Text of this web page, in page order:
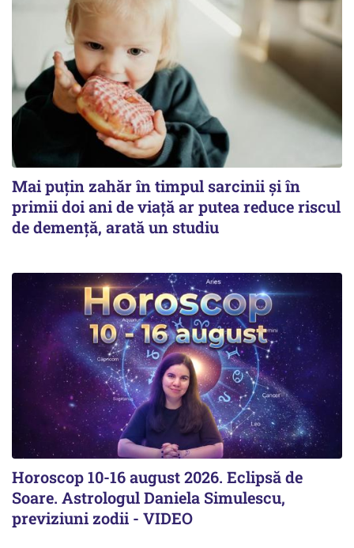
Mai puțin zahăr în timpul sarcinii și în
primii doi ani de viață ar putea reduce riscul
de demență, arată un studiu
Horoscop 10-16 august 2026. Eclipsă de
Soare. Astrologul Daniela Simulescu,
previziuni zodii - VIDEO